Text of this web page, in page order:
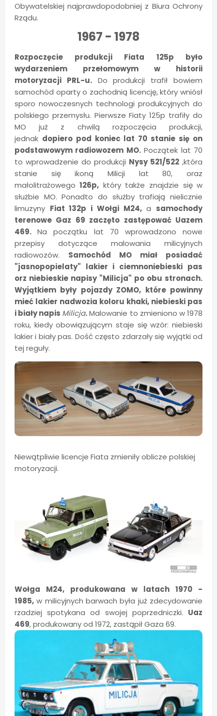
Obywatelskiej najprawdopodobniej z Biura Ochrony
Rządu.
1967 - 1978
Rozpoczęcie produkcji Fiata 125p było
wydarzeniem przełomowym w historii
motoryzacji PRL-u.Do produkcji trafił bowiem
samochód oparty o zachodnią licencję, który wniósł
sporo nowoczesnych technologi produkcyjnych do
polskiego przemysłu. Pierwsze Fiaty 125p trafiły do
MO już z chwilą rozpoczęcia produkcji,
jednak dopiero pod koniec lat 70 stanie się on
podstawowym radiowozem MO.Początek lat 70
to wprowadzenie do produkcji Nysy 521/522,która
stanie się ikoną Milicji lat 80, oraz
małolitrażowego126p, który także znajdzie się w
służbie MO. Ponadto do służby trafiają nielicznie
limuzyny Fiat 132p i Wołgi M24,a samochody
terenowe Gaz 69 zaczęto zastępować Uazem
469.Na początku lat 70 wprowadzono nowe
przepisy dotyczące malowania milicyjnych
radiowozów. Samochód MO miał posiadać
"jasnopopielaty" lakier i ciemnoniebieski pas
orz niebieskie napisy "Milicja" po obu stronach.
Wyjątkiem były pojazdy ZOMO, które powinny
mieć lakier nadwozia koloru khaki, niebieski pas
i biały napis Milicja.Malowanie to zmieniono w 1978
roku, kiedy obowiązującym staje się wzór: niebieski
lakier i biały pas. Dość często zdarzały się wyjątki od
tej reguły.
Niewątpliwie licencje Fiata zmieniły oblicze polskiej
motoryzacji.
Wołga M24, produkowana w latach 1970 -
1985,w milicyjnych barwach była już zdecydowanie
rzadziej spotykana od swojej poprzedniczki. Uaz
469, produkowany od 1972, zastąpił Gaza 69.